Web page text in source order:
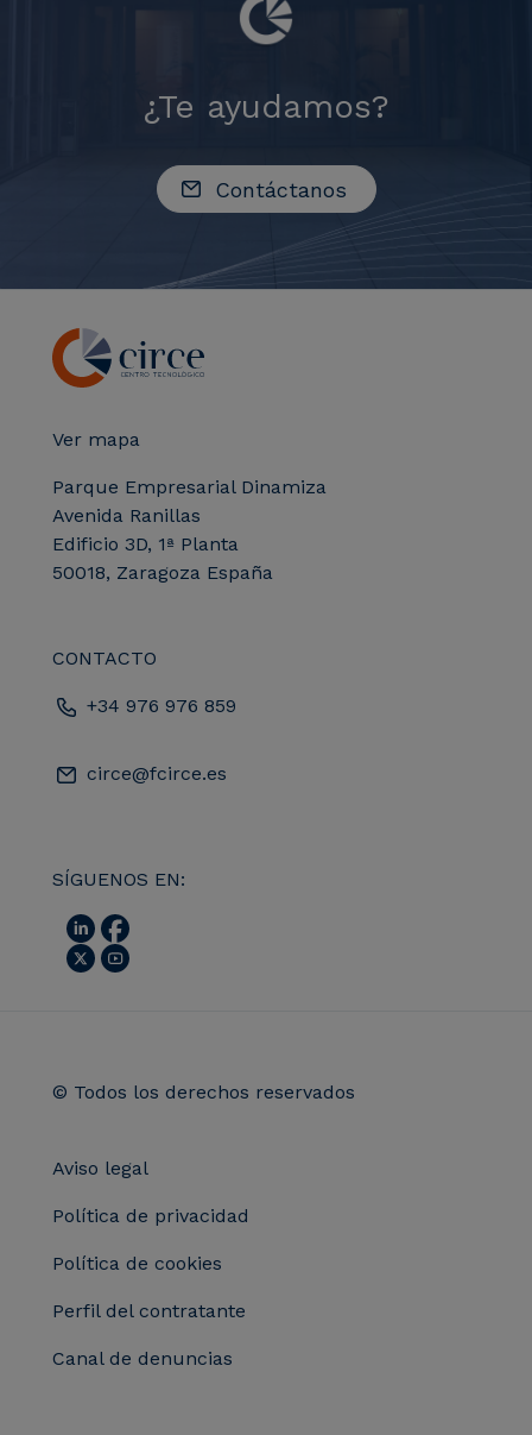
¿Te ayudamos?
Contáctanos
Ver mapa
Parque Empresarial Dinamiza
Avenida Ranillas
Edificio 3D, 1ª Planta
50018, Zaragoza España
CONTACTO
+34 976 976 859
circe@fcirce.es
SÍGUENOS EN:
© Todos los derechos reservados
Aviso legal
Política de privacidad
Política de cookies
Perfil del contratante
Canal de denuncias